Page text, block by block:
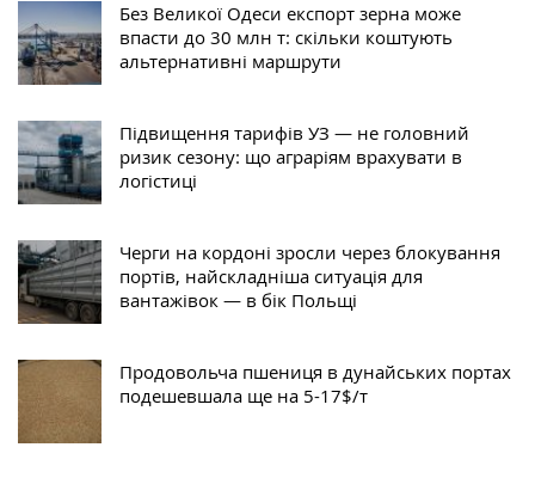
Без Великої Одеси експорт зерна може
впасти до 30 млн т: скільки коштують
альтернативні маршрути
Підвищення тарифів УЗ — не головний
ризик сезону: що аграріям врахувати в
логістиці
Черги на кордоні зросли через блокування
портів, найскладніша ситуація для
вантажівок — в бік Польщі
Продовольча пшениця в дунайських портах
подешевшала ще на 5-17$/т